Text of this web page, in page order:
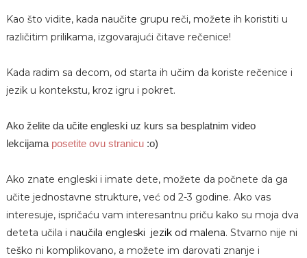
Kao što vidite, kada naučite grupu reči, možete ih koristiti u
različitim prilikama, izgovarajući čitave rečenice!
Kada radim sa decom, od starta ih učim da koriste rečenice i
jezik u kontekstu, kroz igru i pokret.
Ako želite da učite engleski uz kurs sa besplatnim video
lekcijama posetite ovu stranicu:o)
Ako znate engleski i imate dete, možete da počnete da ga
učite jednostavne strukture, već od 2-3 godine. Ako vas
interesuje, ispričaću vam interesantnu priču kako su moja dva
deteta učila i naučila engleski jezik od malena. Stvarno nije ni
teško ni komplikovano, a možete im darovati znanje i